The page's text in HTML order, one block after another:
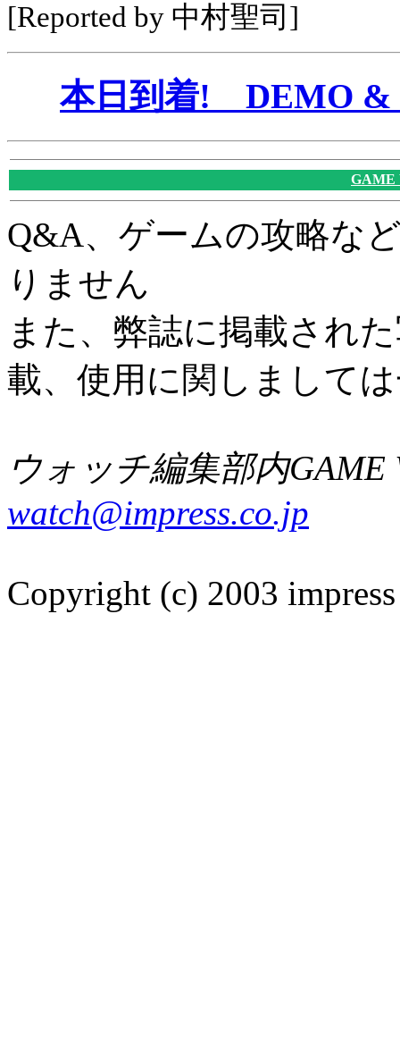
[Reported by 中村聖司]
本日到着! DEMO &
GAME
Q&A、ゲームの攻略な
りません
また、弊誌に掲載され
載、使用に関しまして
ウォッチ編集部内GAME
watch@impress.co.jp
Copyright (c) 2003